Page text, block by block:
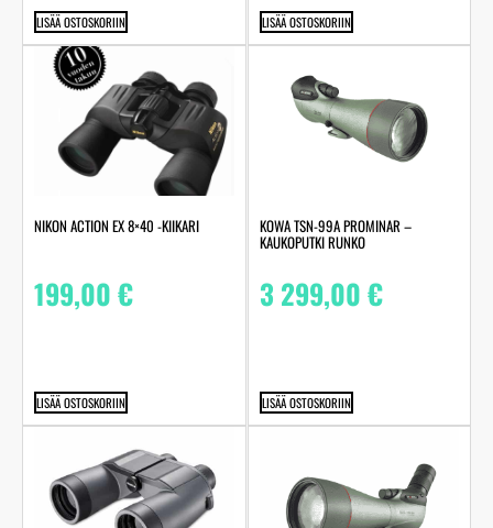
LISÄÄ OSTOSKORIIN LISÄÄ OSTOSKORIIN
NIKON ACTION EX 8×40 -KIIKARI
199,00€
LISÄÄ OSTOSKORIIN
KOWA TSN-99A PROMINAR –
KAUKOPUTKI RUNKO
3 299,00€
LISÄÄ OSTOSKORIIN